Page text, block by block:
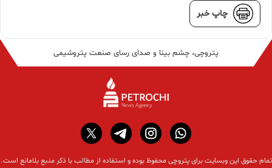
چاپ خبر
پتروچی، چشم بینا و صدای رسای صنعت پتروشیمی
تمام حقوق این وبسایت برای پتروچی محفوظ بوده و استفاده از مطالب با ذکر منبع بلامانع است.